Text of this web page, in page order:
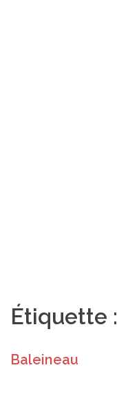
Étiquette :
Baleineau